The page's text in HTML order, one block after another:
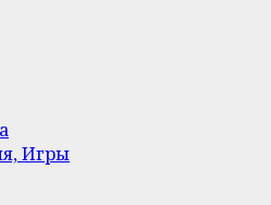
Игры